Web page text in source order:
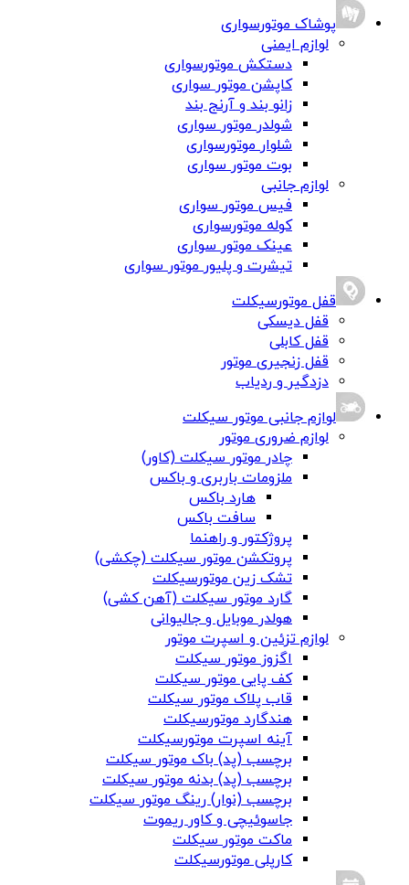
پوشاک موتورسواری
لوازم ایمنی
دستکش موتورسواری
کاپشن موتور سواری
زانو بند و آرنج بند
شولدر موتور سواری
شلوار موتورسواری
بوت موتور سواری
لوازم جانبی
فیس موتور سواری
کوله موتورسواری
عینک موتور سواری
تیشرت و پلیور موتور سواری
قفل موتورسیکلت
قفل دیسکی
قفل کابلی
قفل زنجیری موتور
دزدگیر و ردیاب
لوازم جانبی موتور سیکلت
لوازم ضروری موتور
چادر موتور سیکلت (کاور)
ملزومات باربری و باکس
هارد باکس
سافت باکس
پروژکتور و راهنما
پروتکشن موتور سیکلت (چکشی)
تشک زین موتورسیکلت
گارد موتور سیکلت (آهن کشی)
هولدر موبایل و جالیوانی
لوازم تزئین و اسپرت موتور
اگزوز موتور سیکلت
کف پایی موتور سیکلت
قاب پلاک موتور سیکلت
هندگارد موتورسیکلت
آینه اسپرت موتورسیکلت
برچسب (پد) باک موتور سیکلت
برچسب (پد) بدنه موتور سیکلت
برچسب (نوار) رینگ موتور سیکلت
جاسوئیچی و کاور ریموت
ماکت موتور سیکلت
کارپلی موتورسیکلت